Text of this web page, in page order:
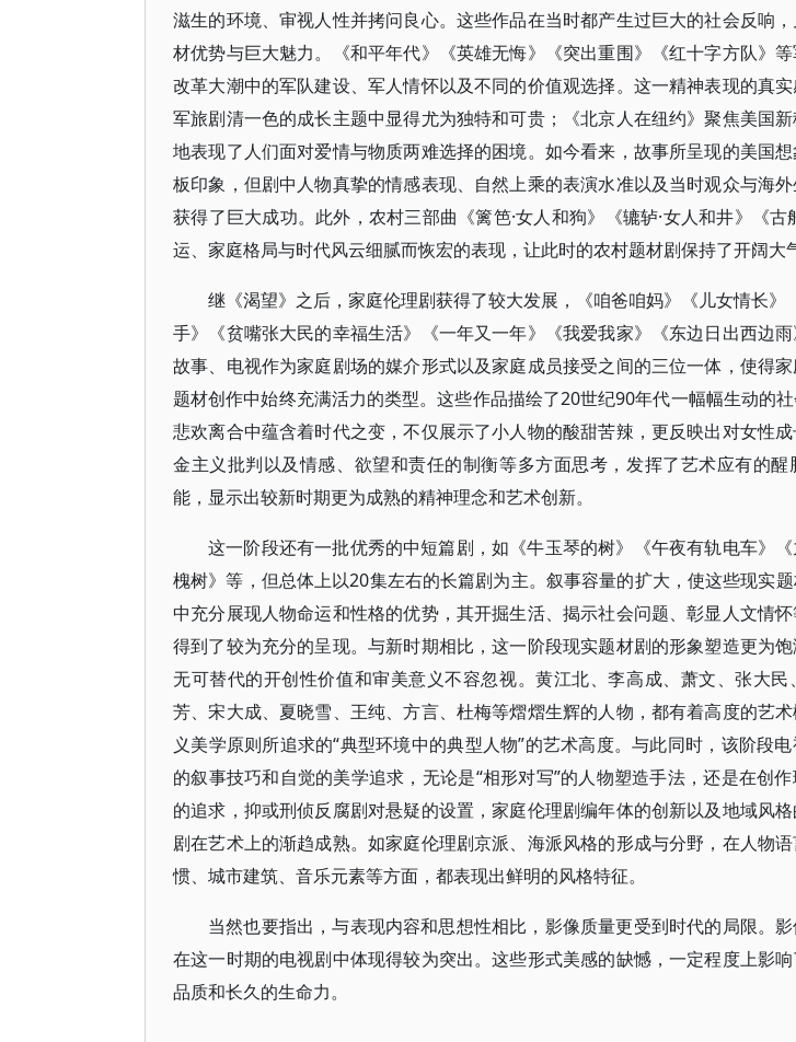
滋生的环境、审视人性并拷问良心。这些作品在当时都产生过巨大的社会反响
材优势与巨大魅力。《和平年代》《英雄无悔》《突出重围》《红十字方队》
改革大潮中的军队建设、军人情怀以及不同的价值观选择。这一精神表现的真
军旅剧清一色的成长主题中显得尤为独特和可贵；《北京人在纽约》聚焦美国
地表现了人们面对爱情与物质两难选择的困境。如今看来，故事所呈现的美国
板印象，但剧中人物真挚的情感表现、自然上乘的表演水准以及当时观众与海
获得了巨大成功。此外，农村三部曲《篱笆·女人和狗》《辘轳·女人和井》《古
运、家庭格局与时代风云细腻而恢宏的表现，让此时的农村题材剧保持了开阔大
继《渴望》之后，家庭伦理剧获得了较大发展，《咱爸咱妈》《儿女情长》
手》《贫嘴张大民的幸福生活》《一年又一年》《我爱我家》《东边日出西边
故事、电视作为家庭剧场的媒介形式以及家庭成员接受之间的三位一体，使得
题材创作中始终充满活力的类型。这些作品描绘了20世纪90年代一幅幅生动的
悲欢离合中蕴含着时代之变，不仅展示了小人物的酸甜苦辣，更反映出对女性
金主义批判以及情感、欲望和责任的制衡等多方面思考，发挥了艺术应有的
能，显示出较新时期更为成熟的精神理念和艺术创新。
这一阶段还有一批优秀的中短篇剧，如《牛玉琴的树》《午夜有轨电车》
槐树》等，但总体上以20集左右的长篇剧为主。叙事容量的扩大，使这些现实
中充分展现人物命运和性格的优势，其开掘生活、揭示社会问题、彰显人文情
得到了较为充分的呈现。与新时期相比，这一阶段现实题材剧的形象塑造更为
无可替代的开创性价值和审美意义不容忽视。黄江北、李高成、萧文、张大
芳、宋大成、夏晓雪、王纯、方言、杜梅等熠熠生辉的人物，都有着高度的艺
义美学原则所追求的“典型环境中的典型人物”的艺术高度。与此同时，该阶段
的叙事技巧和自觉的美学追求，无论是“相形对写”的人物塑造手法，还是在创
的追求，抑或刑侦反腐剧对悬疑的设置，家庭伦理剧编年体的创新以及地域风
剧在艺术上的渐趋成熟。如家庭伦理剧京派、海派风格的形成与分野，在人物
惯、城市建筑、音乐元素等方面，都表现出鲜明的风格特征。
当然也要指出，与表现内容和思想性相比，影像质量更受到时代的局限。
在这一时期的电视剧中体现得较为突出。这些形式美感的缺憾，一定程度上影
品质和长久的生命力。